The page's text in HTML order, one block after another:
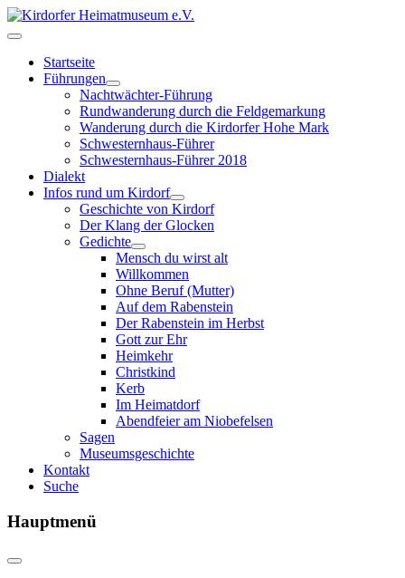
Startseite
Führungen
Nachtwächter-Führung
Rundwanderung durch die Feldgemarkung
Wanderung durch die Kirdorfer Hohe Mark
Schwesternhaus-Führer
Schwesternhaus-Führer 2018
Dialekt
Infos rund um Kirdorf
Geschichte von Kirdorf
Der Klang der Glocken
Gedichte
Mensch du wirst alt
Willkommen
Ohne Beruf (Mutter)
Auf dem Rabenstein
Der Rabenstein im Herbst
Gott zur Ehr
Heimkehr
Christkind
Kerb
Im Heimatdorf
Abendfeier am Niobefelsen
Sagen
Museumsgeschichte
Kontakt
Suche
Hauptmenü